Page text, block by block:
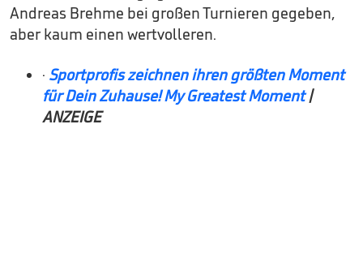
Andreas Brehme bei großen Turnieren gegeben,
aber kaum einen wertvolleren.
· Sportprofis zeichnen ihren größten Moment
für Dein Zuhause! My Greatest Moment|
ANZEIGE